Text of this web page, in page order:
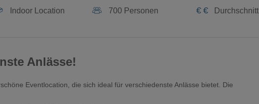
Indoor Location 700 Personen € € Durchschnitt
Anlässe!
Eventlocation, die sich ideal für verschiedenste Anlässe bietet. Die